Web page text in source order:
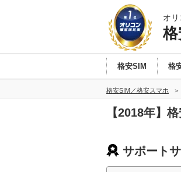
オ
格
格安SIM 格
格安SIM／格安スマホ
【2018年】
サポート